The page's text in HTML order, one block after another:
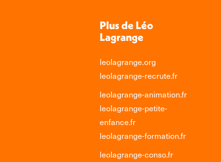
Plus de Léo
Lagrange
leolagrange.org
leolagrange-recrute.fr
leolagrange-animation.fr
leolagrange-petite-
enfance.fr
leolagrange-formation.fr
leolagrange-conso.fr